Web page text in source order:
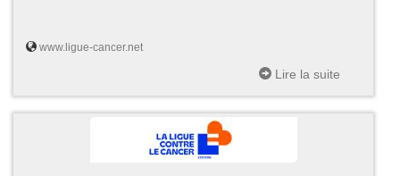
www.ligue-cancer.net
Lire la suite